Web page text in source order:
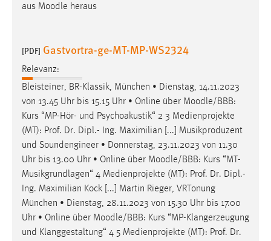
aus Moodle heraus
[PDF] Gastvortra-ge-MT-MP-WS2324
Relevanz:
Bleisteiner, BR-Klassik, München • Dienstag, 14.11.2023
von 13.45 Uhr bis 15.15 Uhr • Online über Moodle/BBB:
Kurs “MP-Hör- und Psychoakustik“ 2 3 Medienprojekte
(MT): Prof. Dr. Dipl.- Ing. Maximilian [...] Musikproduzent
und Soundengineer • Donnerstag, 23.11.2023 von 11.30
Uhr bis 13.00 Uhr • Online über Moodle/BBB: Kurs “MT-
Musikgrundlagen“ 4 Medienprojekte (MT): Prof. Dr. Dipl.-
Ing. Maximilian Kock [...] Martin Rieger, VRTonung
München • Dienstag, 28.11.2023 von 15.30 Uhr bis 17.00
Uhr • Online über Moodle/BBB: Kurs “MP-Klangerzeugung
und Klanggestaltung“ 4 5 Medienprojekte (MT): Prof. Dr.